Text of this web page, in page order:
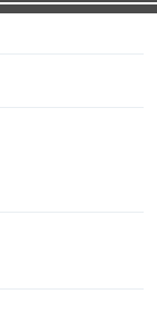
鑑賞もできま